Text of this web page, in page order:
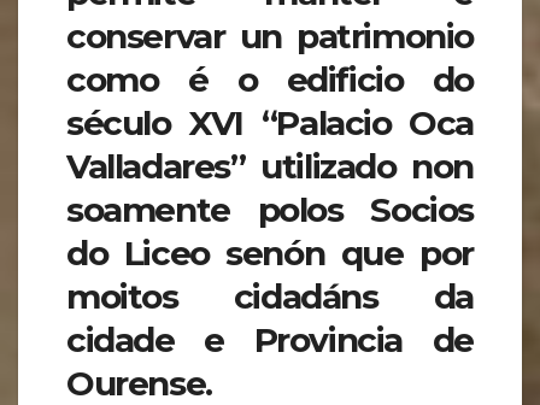
conservar un patrimonio
como é o edificio do
século XVI “Palacio Oca
Valladares” utilizado non
soamente polos Socios
do Liceo senón que por
moitos cidadáns da
cidade e Provincia de
Ourense.